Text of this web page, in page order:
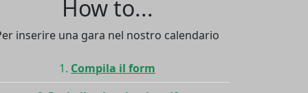
How to...
inserire una gara nel nostro calendario
Compila il form